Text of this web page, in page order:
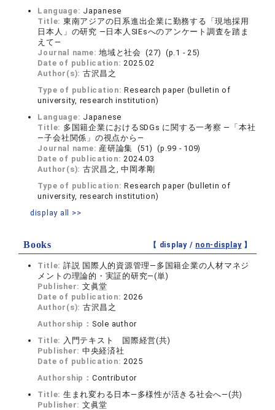
Language: Japanese
Title: 東南アジアの日系進出企業に勤務する「現地採用
日本人」の研究 ―日本人SIEsへのアンケート調査を踏ま
えて―
Journal name:地域と社会 (27) (p.1 - 25)
Date of publication:2025.02
Author(s): 古沢昌之
Type of publication:Research paper (bulletin of
university, research institution)
Language: Japanese
Title: 多国籍企業におけるSDGs に関する一考察 ―「本社
―子会社関係」の視点から―
Journal name: 産研論集 (51) (p.99 - 109)
Date of publication:2024.03
Author(s): 古沢昌之, 中岡孝剛
Type of publication:Research paper (bulletin of
university, research institution)
display all >>
Books 【 display / non-display】
Title: 詳説 国際人的資源管理―多国籍企業の人材マネジ
メントの理論的・実証的研究―(単)
Publisher: 文眞堂
Date of publication:2026
Author(s): 古沢昌之
Authorship： Sole author
Title: 入門テキスト 国際経営(共)
Publisher: 中央経済社
Date of publication:2025
Authorship： Contributor
Title: 生まれ変わる日本―多様性が活きる社会へ―(共)
Publisher: 文眞堂